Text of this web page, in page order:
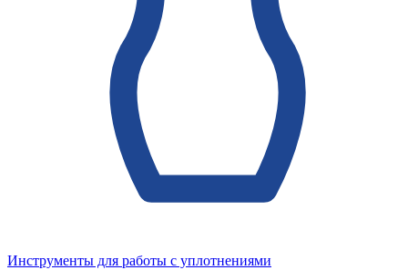
Инструменты для работы с уплотнениями